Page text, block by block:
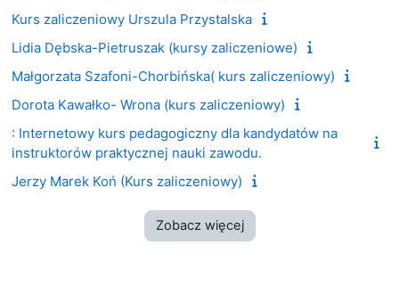
Kurs zaliczeniowy Urszula Przystalska
Lidia Dębska-Pietruszak (kursy zaliczeniowe)
Małgorzata Szafoni-Chorbińska( kurs zaliczeniowy)
Dorota Kawałko- Wrona (kurs zaliczeniowy)
: Internetowy kurs pedagogiczny dla kandydatów na
instruktorów praktycznej nauki zawodu.
Jerzy Marek Koń (Kurs zaliczeniowy)
Zobacz więcej